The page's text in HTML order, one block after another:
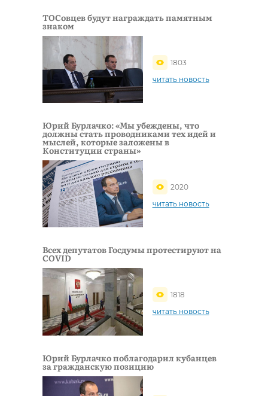
ТОСовцев будут награждать памятным
знаком
1803
читать новость
Юрий Бурлачко: «Мы убеждены, что
должны стать проводниками тех идей и
мыслей, которые заложены в
Конституции страны»
2020
читать новость
Всех депутатов Госдумы протестируют на
COVID
1818
читать новость
Юрий Бурлачко поблагодарил кубанцев
за гражданскую позицию